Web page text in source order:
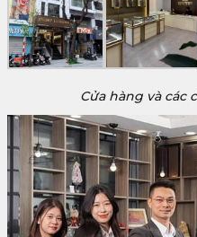
Cửa hàng và các